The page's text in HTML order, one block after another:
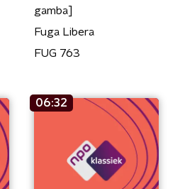
gamba]
Fuga Libera
FUG 763
06:32